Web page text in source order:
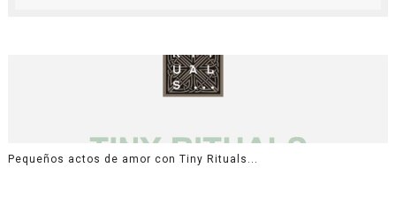
Pequeños actos de amor con Tiny Rituals...